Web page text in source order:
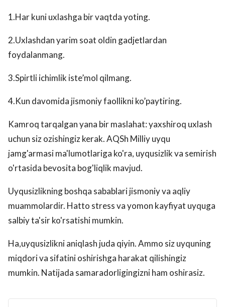
1.Har kuni uxlashga bir vaqtda yoting.
2.Uxlashdan yarim soat oldin gadjetlardan
foydalanmang.
3.Spirtli ichimlik iste’mol qilmang.
4.Kun davomida jismoniy faollikni ko’paytiring.
Kamroq tarqalgan yana bir maslahat: yaxshiroq uxlash
uchun siz ozishingiz kerak. AQSh Milliy uyqu
jamg'armasi ma'lumotlariga ko'ra, uyqusizlik va semirish
o'rtasida bevosita bog'liqlik mavjud.
Uyqusizlikning boshqa sabablari jismoniy va aqliy
muammolardir. Hatto stress va yomon kayfiyat uyquga
salbiy ta'sir ko'rsatishi mumkin.
Ha,uyqusizlikni aniqlash juda qiyin. Ammo siz uyquning
miqdori va sifatini oshirishga harakat qilishingiz
mumkin. Natijada samaradorligingizni ham oshirasiz.